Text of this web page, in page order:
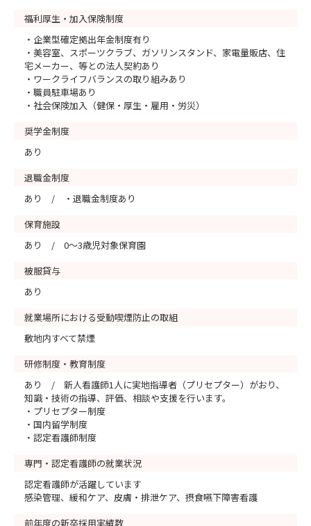
福利厚生・加入保険制度
・企業型確定拠出年金制度有り
・美容室、スポーツクラブ、ガソリンスタンド、家電量販店、住
宅メーカー、等との法人契約あり
・ワークライフバランスの取り組みあり
・職員駐車場あり
・社会保険加入（健保・厚生・雇用・労災）
奨学金制度
あり
退職金制度
あり / ・退職金制度あり
保育施設
あり / 0～3歳児対象保育園
被服貸与
あり
就業場所における受動喫煙防止の取組
敷地内すべて禁煙
研修制度・教育制度
あり / 新人看護師1人に実地指導者（プリセプター）がおり、
知識・技術の指導、評価、相談や支援を行います。
・プリセプター制度
・国内留学制度
・認定看護師制度
専門・認定看護師の就業状況
認定看護師が活躍しています
感染管理、緩和ケア、皮膚・排泄ケア、摂食嚥下障害看護
前年度の新卒採用実績数